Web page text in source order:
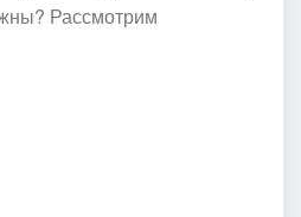
Рассмотрим